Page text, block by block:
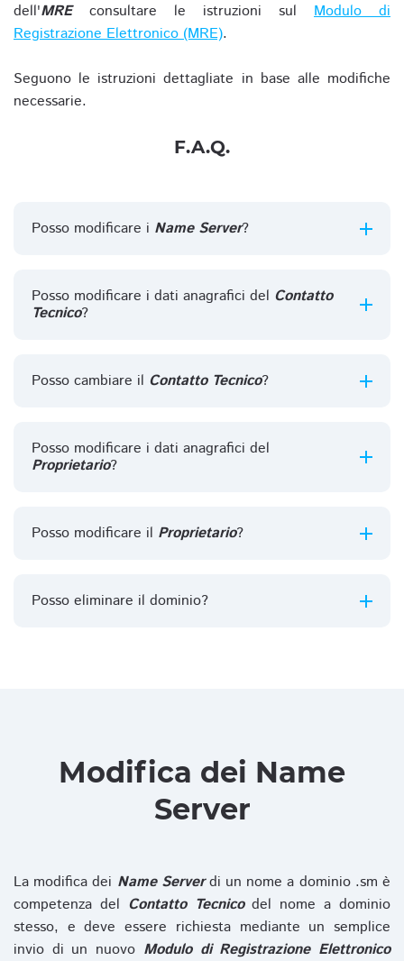
dell'MREconsultare le istruzioni sul Modulo di
Registrazione Elettronico (MRE).
Seguono le istruzioni dettagliate in base alle modifiche
necessarie.
F.A.Q.
Posso modificare i Name Server?
Posso modificare i dati anagrafici del Contatto
Tecnico?
Posso cambiare il Contatto Tecnico?
Posso modificare i dati anagrafici del
Proprietario?
Posso modificare il Proprietario?
Posso eliminare il dominio?
Modifica dei Name
Server
La modifica dei Name Serverdi un nome a dominio .sm è
competenza del Contatto Tecnicodel nome a dominio
stesso, e deve essere richiesta mediante un semplice
invio di un nuovo Modulo di Registrazione Elettronico